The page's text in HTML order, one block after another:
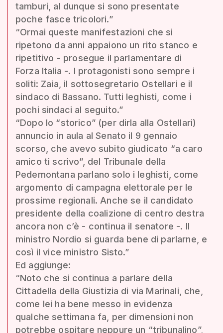
tamburi, al dunque si sono presentate
poche fasce tricolori.”
“Ormai queste manifestazioni che si
ripetono da anni appaiono un rito stanco e
ripetitivo - prosegue il parlamentare di
Forza Italia -. I protagonisti sono sempre i
soliti: Zaia, il sottosegretario Ostellari e il
sindaco di Bassano. Tutti leghisti, come i
pochi sindaci al seguito.”
“Dopo lo “storico” (per dirla alla Ostellari)
annuncio in aula al Senato il 9 gennaio
scorso, che avevo subito giudicato “a caro
amico ti scrivo”, del Tribunale della
Pedemontana parlano solo i leghisti, come
argomento di campagna elettorale per le
prossime regionali. Anche se il candidato
presidente della coalizione di centro destra
ancora non c’è - continua il senatore -. Il
ministro Nordio si guarda bene di parlarne, e
così il vice ministro Sisto.”
Ed aggiunge:
“Noto che si continua a parlare della
Cittadella della Giustizia di via Marinali, che,
come lei ha bene messo in evidenza
qualche settimana fa, per dimensioni non
potrebbe ospitare neppure un “tribunalino”,